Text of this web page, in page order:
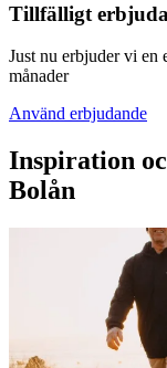
Tillfälligt
Just nu erbjuder vi en
månader
Använd erbjudande
Inspiration
Bolån